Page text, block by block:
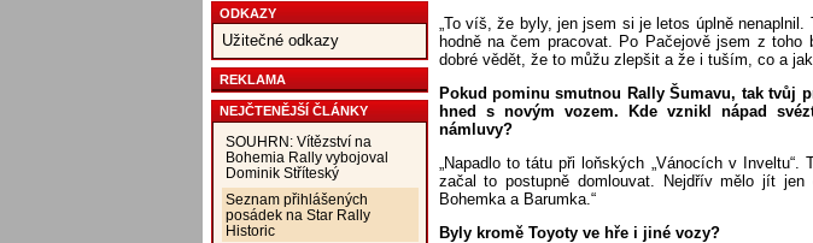
ODKAZY
Užitečné odkazy
REKLAMA
NEJČTENĚJŠÍ ČLÁNKY
SOUHRN: Vítězství na
Bohemia Rally vybojoval
Dominik Stříteský
Seznam přihlášených
posádek na Star Rally
Historic
„To víš, že byly, jen jsem si je letos úplně
hodně na čem pracovat. Po Pačejově jsem z
dobré vědět, že to můžu zlepšit a že i tuším, co a
Pokud pominu smutnou Rally Šumavu, tak tvůj
hned s novým vozem. Kde vznikl nápad
námluvy?
„Napadlo to tátu při loňských „Vánocích v
začal to postupně domlouvat. Nejdřív mělo jít
Bohemka a Barumka.“
Byly kromě Toyoty ve hře i jiné vozy?